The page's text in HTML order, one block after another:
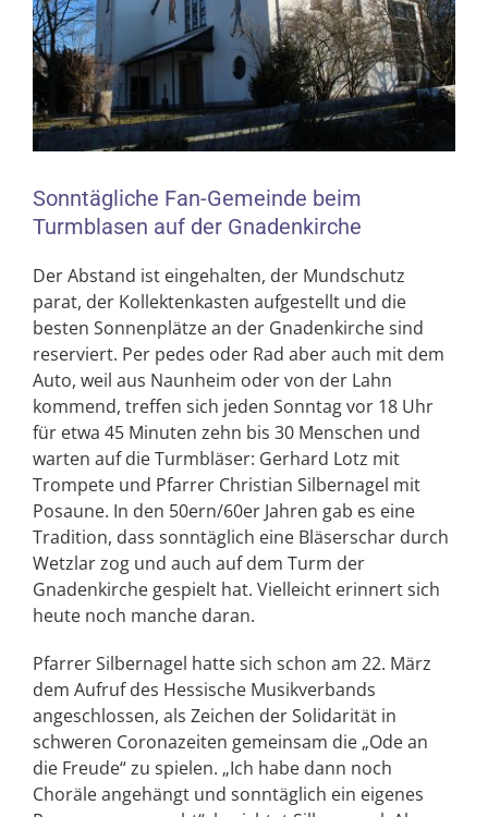
Sonntägliche Fan-Gemeinde beim
Turmblasen auf der Gnadenkirche
Der Abstand ist eingehalten, der Mundschutz
parat, der Kollektenkasten aufgestellt und die
besten Sonnenplätze an der Gnadenkirche sind
reserviert. Per pedes oder Rad aber auch mit dem
Auto, weil aus Naunheim oder von der Lahn
kommend, treffen sich jeden Sonntag vor 18 Uhr
für etwa 45 Minuten zehn bis 30 Menschen und
warten auf die Turmbläser: Gerhard Lotz mit
Trompete und Pfarrer Christian Silbernagel mit
Posaune. In den 50ern/60er Jahren gab es eine
Tradition, dass sonntäglich eine Bläserschar durch
Wetzlar zog und auch auf dem Turm der
Gnadenkirche gespielt hat. Vielleicht erinnert sich
heute noch manche daran.
Pfarrer Silbernagel hatte sich schon am 22. März
dem Aufruf des Hessische Musikverbands
angeschlossen, als Zeichen der Solidarität in
schweren Coronazeiten gemeinsam die „Ode an
die Freude“ zu spielen. „Ich habe dann noch
Choräle angehängt und sonntäglich ein eigenes